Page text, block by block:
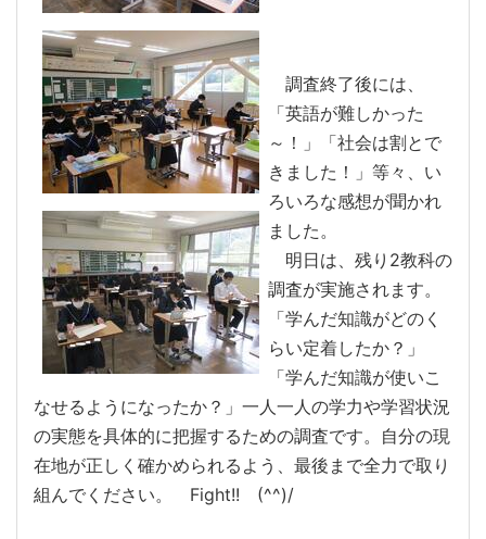
調査終了後には、
「英語が難しかった
～！」「社会は割とで
きました！」等々、い
ろいろな感想が聞かれ
ました。
明日は、残り2教科の
調査が実施されます。
「学んだ知識がどのく
らい定着したか？」
「学んだ知識が使いこ
なせるようになったか？」一人一人の学力や学習状況
の実態を具体的に把握するための調査です。自分の現
在地が正しく確かめられるよう、最後まで全力で取り
組んでください。 Fight!! (^^)/